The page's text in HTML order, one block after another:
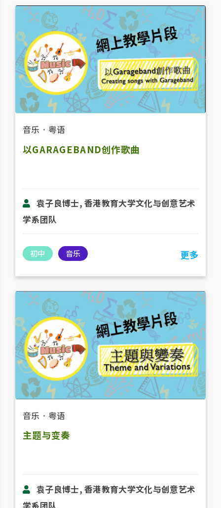
音乐 ． 粤语
以GARAGEBAND创作歌曲
袁子良博士, 香港教育大学文化与创意艺术
学系团队
初中 音乐 更多
音乐 ． 粤语
主题与变奏
袁子良博士, 香港教育大学文化与创意艺术
学系团队